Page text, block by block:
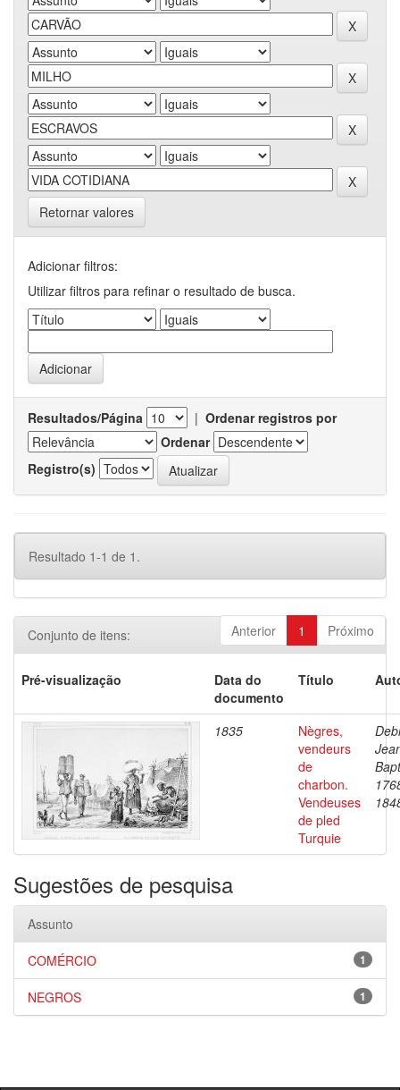
Retornar valores
Adicionar filtros:
Utilizar filtros para refinar o resultado de busca.
Resultados/Página | Ordenar registros por
Ordenar
Registro(s)
Resultado 1-1 de 1.
Anterior 1 Próximo
Conjunto de itens:
Pré-visualização
Data do
documento
Título
1835
Nègres,
vendeurs
de
charbon.
Vendeuses
de pled
Turquie
Sugestões de pesquisa
Assunto
1
COMÉRCIO
1
NEGROS